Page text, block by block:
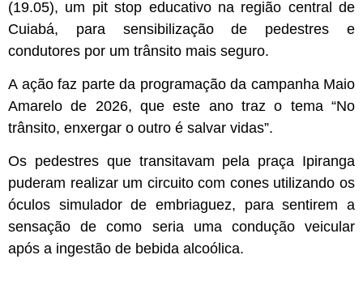
(19.05), um pit stop educativo na região central de
Cuiabá, para sensibilização de pedestres e
condutores por um trânsito mais seguro.
A ação faz parte da programação da campanha Maio
Amarelo de 2026, que este ano traz o tema “No
trânsito, enxergar o outro é salvar vidas”.
Os pedestres que transitavam pela praça Ipiranga
puderam realizar um circuito com cones utilizando os
óculos simulador de embriaguez, para sentirem a
sensação de como seria uma condução veicular
após a ingestão de bebida alcoólica.